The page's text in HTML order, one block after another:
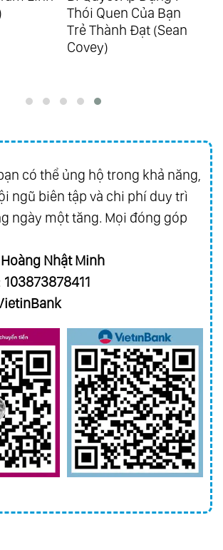
Of Golden Hits Vol.1 - Hits From
Vol.3
Richard Vol.1 - Grandes
Richard Vol.2 - Melodias
Richard Vol.3 - Romance Y
Richard Vol.4 - Sentimientos A
Richard Vol.5 - Romances
Eternity
Pianos
Thói Quen Của Bạn
Trẻ Thành Đạt (Sean
Covey)
có thể ủng hộ trong khả năng,
ngũ biên tập và chi phí duy trì
ngày một tăng. Mọi đóng góp
Hoàng Nhật Minh
103873878411